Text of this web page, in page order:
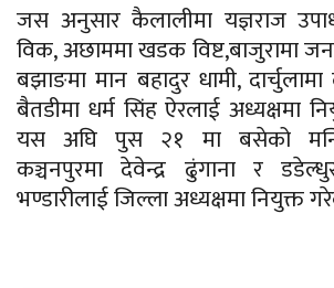
जस अनुसार कैलालीमा यज्ञराज
विक, अछाममा खडक विष्ट,बाजुरामा
बझाङमा मान बहादुर धामी,
बैतडीमा धर्म सिंह ऐरलाई अध्यक्षमा
यस अघि पुस २१ मा बसेको
कञ्चनपुरमा देवेन्द्र ढुंगाना र
भण्डारीलाई जिल्ला अध्यक्षमा नियुक्त